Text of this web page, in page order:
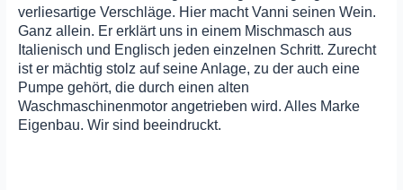
verliesartige Verschläge. Hier macht Vanni seinen Wein.
Ganz allein. Er erklärt uns in einem Mischmasch aus
Italienisch und Englisch jeden einzelnen Schritt. Zurecht
ist er mächtig stolz auf seine Anlage, zu der auch eine
Pumpe gehört, die durch einen alten
Waschmaschinenmotor angetrieben wird. Alles Marke
Eigenbau. Wir sind beeindruckt.